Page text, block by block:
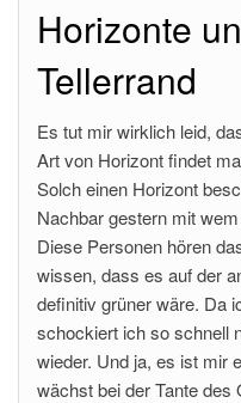
Horizonte
Tellerrand
Es tut mir wirklich leid,
Art von Horizont findet
Solch einen Horizont
Nachbar gestern mit
Diese Personen hören
wissen, dass es auf der
definitiv grüner wäre. Da
schockiert ich so schnell
wieder. Und ja, es ist mir
wächst bei der Tante